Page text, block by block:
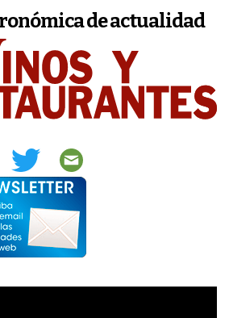
de actualidad